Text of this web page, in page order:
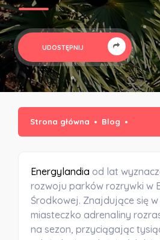
UDOSTĘPNIJ
Strona główna Blog
Energylandia od lat
rozwoju parków rozrywki w
Środkowej. Znajdujące się
miasteczko adrenaliny
na sezon, przyciągając